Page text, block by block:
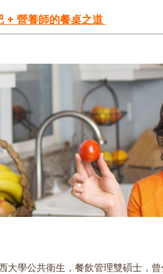
+ 營養師的餐桌之道
大學公共衛生，餐飲管理雙碩士，